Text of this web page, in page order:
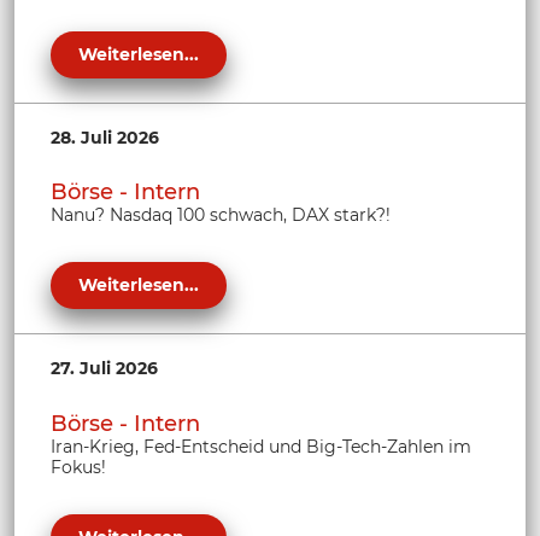
Weiterlesen...
28. Juli 2026
Börse - Intern
Nanu? Nasdaq 100 schwach, DAX stark?!
Weiterlesen...
27. Juli 2026
Börse - Intern
Iran-Krieg, Fed-Entscheid und Big-Tech-Zahlen im
Fokus!